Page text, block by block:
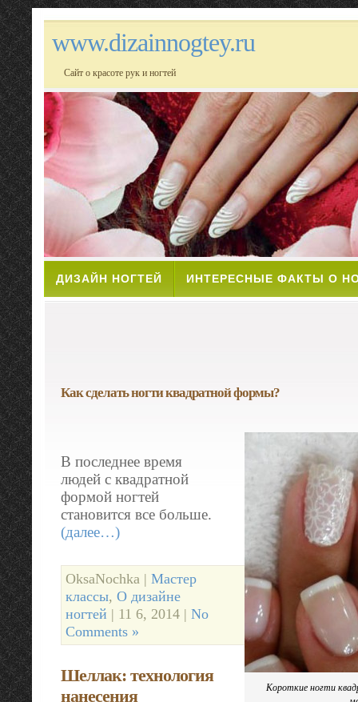
www.dizainnogtey.ru
Сайт о красоте рук и ногтей
ДИЗАЙН НОГТЕЙ ИНТЕРЕСНЫЕ ФАКТЫ О
Как сделать ногти квадратной формы?
Короткие ногти
В последнее время
людей с квадратной
формой ногтей
становится все больше.
(далее…)
OksaNochka | Мастер
классы, О дизайне
ногтей | 11 6, 2014 | No
Comments »
Шеллак: технология
нанесения